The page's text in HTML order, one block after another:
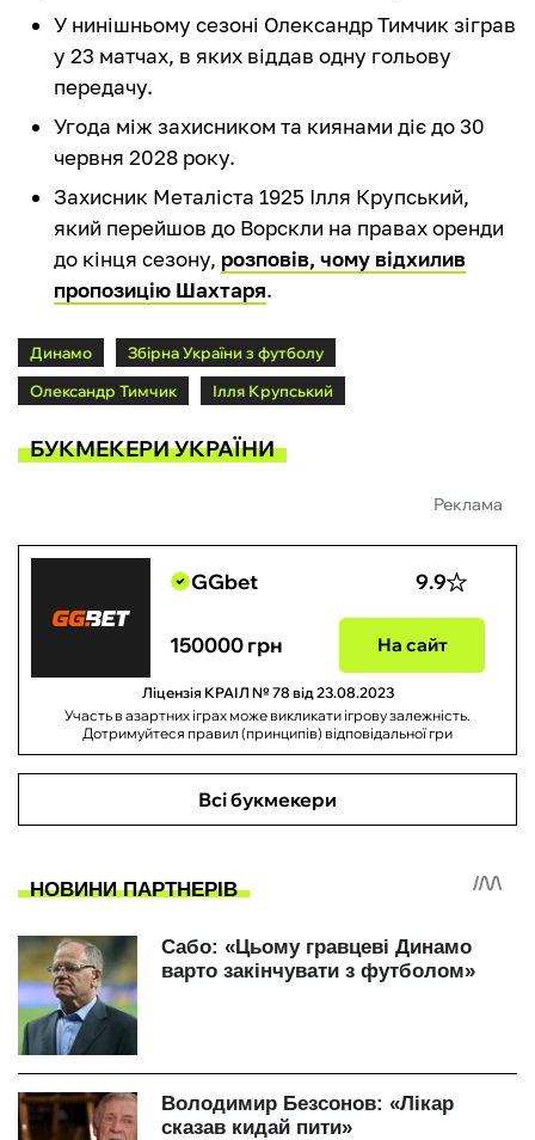
У нинішньому сезоні Олександр Тимчик зіграв
у 23 матчах, в яких віддав одну гольову
передачу.
Угода між захисником та киянами діє до 30
червня 2028 року.
Захисник Металіста 1925 Ілля Крупський,
який перейшов до Ворскли на правах оренди
до кінця сезону, розповів, чому відхилив
пропозицію Шахтаря.
Динамо
Збірна України з футболу
Олександр Тимчик
Ілля Крупський
БУКМЕКЕРИ УКРАЇНИ
Реклама
GGbet 9.9
150000 грн На сайт
Ліцензія КРАІЛ № 78 від 23.08.2023
Участь в азартних іграх може викликати ігрову залежність.
Дотримуйтеся правил (принципів) відповідальної гри
Всі букмекери